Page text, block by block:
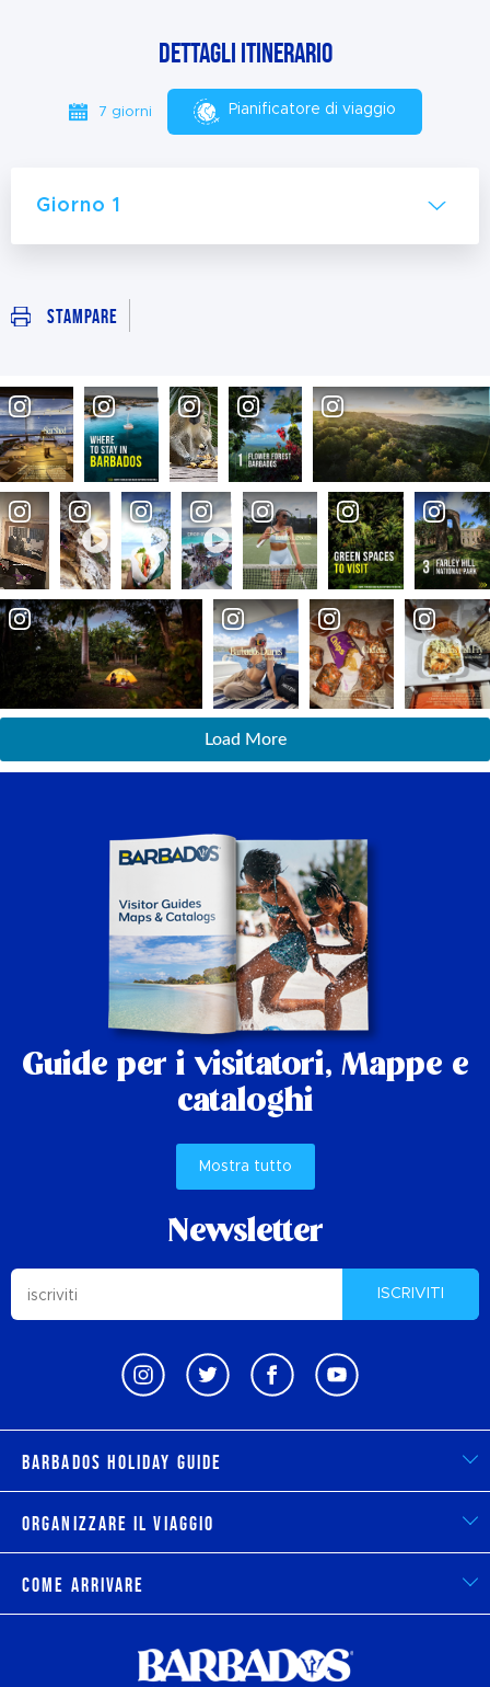
Dettagli itinerario
7 giorni Pianificatore di viaggio
Giorno 1
Stampare
Load More
Guide per i visitatori, Mappe e
cataloghi
Mostra tutto
Newsletter
ISCRIVITI
Barbados Holiday Guide
Organizzare il viaggio
Come arrivare